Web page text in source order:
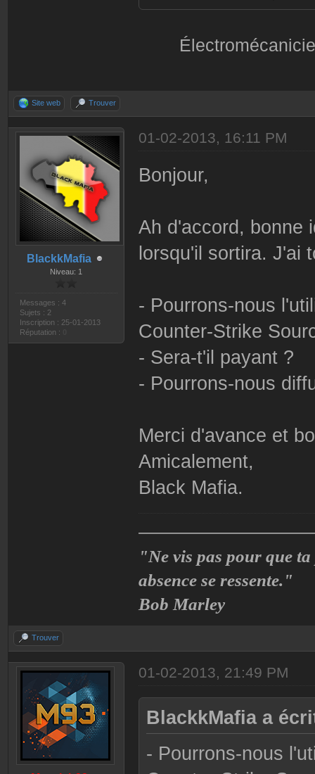
Site web Trouver
BlackkMafia
Niveau: 1
Messages : 4
Sujets : 2
Inscription : 25-01-2013
Réputation :
01-02-2013, 16:11 PM
Bonjour,
Ah d'accord, bonne
lorsqu'il sortira. J'ai
- Pourrons-nous
Counter-Strike
- Sera-t'il payant ?
- Pourrons-nous
Merci d'avance et
Amicalement,
Black Mafia.
"Ne vis pas pour que
absence se ressente."
Bob Marley
Trouver
01-02-2013, 21:49 PM
BlackkMafia a
- Pourrons-nous